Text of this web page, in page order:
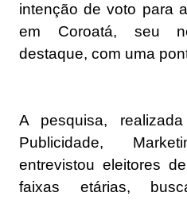
intenção de voto para
em Coroatá, seu
destaque, com uma
A pesquisa,
Publicidade,
entrevistou eleitores
faixas etárias,